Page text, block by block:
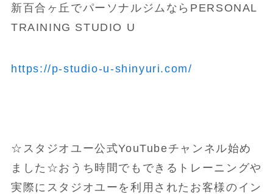
新百合ヶ丘でパーソナルジムならPERSONAL
TRAINING STUDIO U
https://p-studio-u-shinyuri.com/
☆スタジオユー公式YouTubeチャンネル始め
ました☆おうち時間でもできるトレーニングや
実際にスタジオユーを利用されたお客様のイン